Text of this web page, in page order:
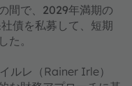
間で、2029年満期の
債を私募して、短期
た。
ルレ（Rainer Irle）